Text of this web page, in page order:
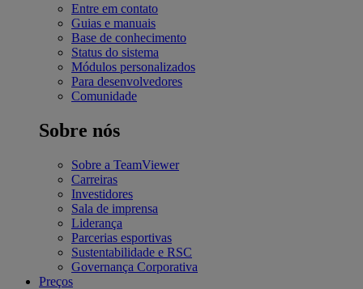
Entre em contato
Guias e manuais
Base de conhecimento
Status do sistema
Módulos personalizados
Para desenvolvedores
Comunidade
Sobre nós
Sobre a TeamViewer
Carreiras
Investidores
Sala de imprensa
Liderança
Parcerias esportivas
Sustentabilidade e RSC
Governança Corporativa
Preços